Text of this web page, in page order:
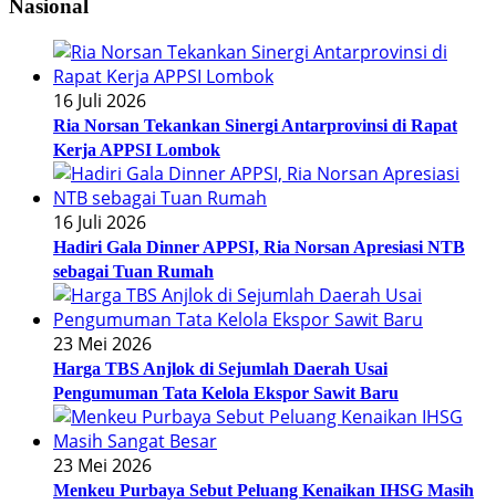
Nasional
16 Juli 2026
Ria Norsan Tekankan Sinergi Antarprovinsi di Rapat
Kerja APPSI Lombok
16 Juli 2026
Hadiri Gala Dinner APPSI, Ria Norsan Apresiasi NTB
sebagai Tuan Rumah
23 Mei 2026
Harga TBS Anjlok di Sejumlah Daerah Usai
Pengumuman Tata Kelola Ekspor Sawit Baru
23 Mei 2026
Menkeu Purbaya Sebut Peluang Kenaikan IHSG Masih